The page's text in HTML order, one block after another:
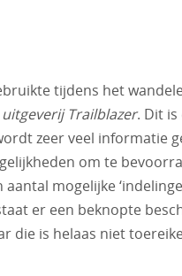
tijdens het
Trailblazer. Dit
zeer veel informatie
om te
mogelijke
er een beknopte
die is helaas niet